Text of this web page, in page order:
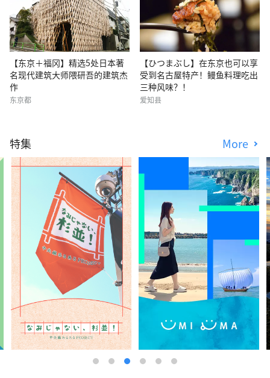
【东京＋福冈】精选5处日本著
名现代建筑大师隈研吾的建筑杰
作
东京都
【ひつまぶし】在东京也可以享
受到名古屋特产！鳗鱼料理吃出
三种风味？！
爱知县
特集 More